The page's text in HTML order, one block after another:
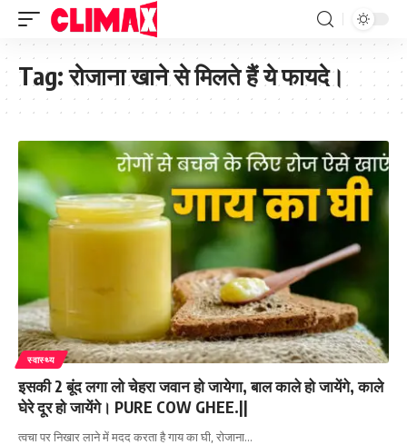
Tag:रोजाना खाने से मिलते हैं ये फायदे।
स्वास्थ्य
इसकी 2 बूंद लगा लो चेहरा जवान हो जायेगा, बाल काले हो जायेंगे, काले
घेरे दूर हो जायेंगे। PURE COW GHEE.||
त्वचा पर निखार लाने में मदद करता है गाय का घी, रोजाना…